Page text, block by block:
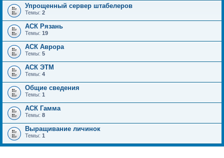
Упрощенный сервер штабелеров
Темы: 2
АСК Рязань
Темы: 19
АСК Аврора
Темы: 5
АСК ЭТМ
Темы: 4
Общие сведения
Темы: 1
АСК Гамма
Темы: 8
Выращивание личинок
Темы: 1